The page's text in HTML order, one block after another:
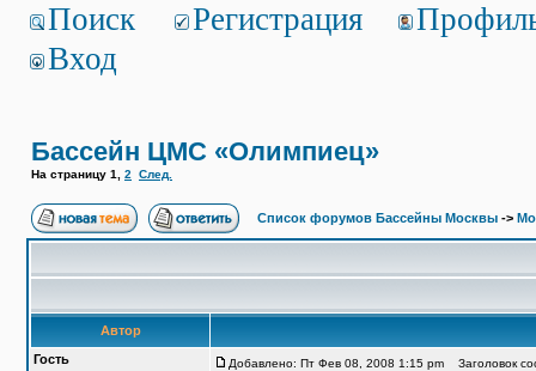
Поиск Регистрация
Вход
Бассейн ЦМС «Олимпиец»
На страницу 1 2 След.
Список форумов Бассейны Москвы ->
Автор
Гость
Добавлено: Пт Фев 08, 2008 1:15 pm Заголовок